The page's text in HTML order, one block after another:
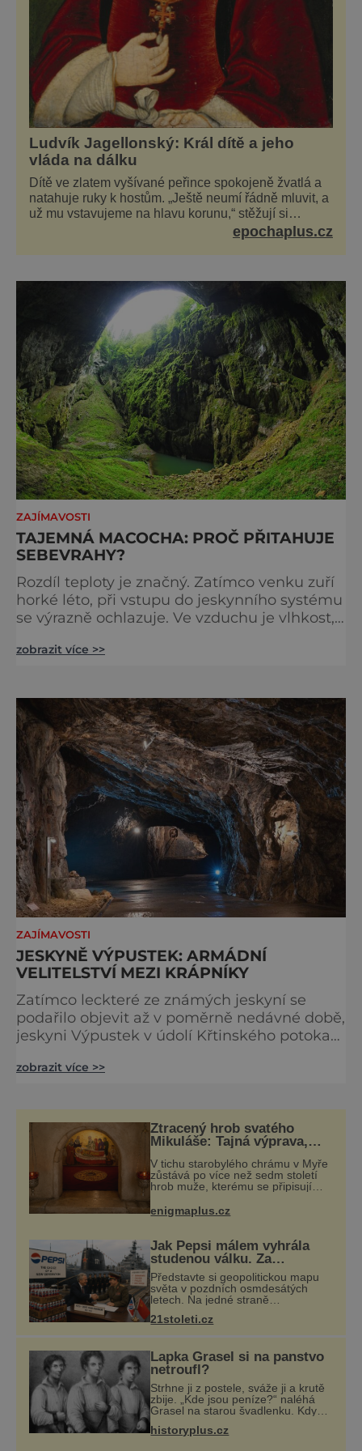
Ludvík Jagellonský: Král dítě a jeho
vláda na dálku
Dítě ve zlatem vyšívané peřince spokojeně žvatlá a
natahuje ruky k hostům. „Ještě neumí řádně mluvit, a
už mu vstavujeme na hlavu korunu,“ stěžují si
současníci, pro které je k neuvěření, že droboučký
princ se dnes stal králem. Otázka za milion, na niž by
epochaplus.cz
ZAJÍMAVOSTI
TAJEMNÁ MACOCHA: PROČ PŘITAHUJE
SEBEVRAHY?
Rozdíl teploty je značný. Zatímco venku zuří
horké léto, při vstupu do jeskynního systému
se výrazně ochlazuje. Ve vzduchu je vlhkost,
stometrové hloubky propasti Macocha je
dno během pouhých čtyř vteřin. Píše se rok
1723. Kněz minoritského kláštera v Brně a
jeho pozdější p
zobrazit více >>
ZAJÍMAVOSTI
JESKYNĚ VÝPUSTEK: ARMÁDNÍ
VELITELSTVÍ MEZI KRÁPNÍKY
Zatímco leckteré ze známých jeskyní se
podařilo objevit až v poměrně nedávné době,
jeskyni Výpustek v údolí Křtinského potoka
podle dochovaných záznamů navštěvovali
vzácných nálezů včetně dvou koster lva
jeskynního. Podrobnějšího prozkoumání se
jeskyně dočkala až v 19.
zobrazit více >>
Ztracený hrob svatého
Mikuláše: Tajná výprava,
relikvii do Itálie
V tichu starobylého chrámu v Myře
zůstává po více než sedm století
hrob muže, kterému se připisují
námořníků v bouřích. Pak ale
přichází rok 1087 a klidné místo se
enigmaplus.cz
Jak Pepsi málem vyhrála
studenou válku. Za
limonádu dostala ponorky i
křižník
Představte si geopolitickou mapu
světa v pozdních osmdesátých
letech. Na jedné straně
Mezi nimi jaderný arzenál schopný
21stoleti.cz
Lapka Grasel si na panstvo
netroufl?
Strhne ji z postele, sváže ji a krutě
zbije. „Kde jsou peníze?“ naléhá
Grasel na starou švadlenku. Když
nemůže, protože žádné nemá,
historyplus.cz